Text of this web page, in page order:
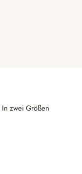
In zwei Größen